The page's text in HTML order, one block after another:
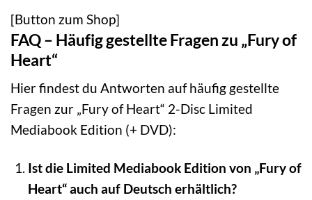
[Button zum Shop]
FAQ – Häufig gestellte Fragen zu „Fury of
Heart“
Hier findest du Antworten auf häufig gestellte
Fragen zur „Fury of Heart“ 2-Disc Limited
Mediabook Edition (+ DVD):
Ist die Limited Mediabook Edition von „Fury of
Heart“ auch auf Deutsch erhältlich?